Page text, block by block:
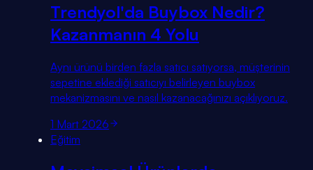
Trendyol'da Buybox Nedir?
Kazanmanın 4 Yolu
Aynı ürünü birden fazla satıcı satıyorsa, müşterinin
sepetine eklediği satıcıyı belirleyen buybox
mekanizmasını ve nasıl kazanacağınızı açıklıyoruz.
1 Mart 2026
Eğitim